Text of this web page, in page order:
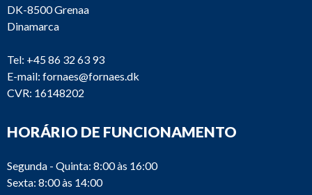
DK-8500 Grenaa
Dinamarca
Tel: +45 86 32 63 93
E-mail: fornaes@fornaes.dk
CVR: 16148202
HORÁRIO DE FUNCIONAMENTO
Segunda - Quinta: 8:00 às 16:00
Sexta: 8:00 às 14:00